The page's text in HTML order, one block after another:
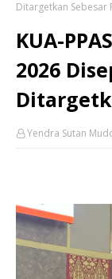
Ditargetkan Sebesar
KUA-
2026
Yendra Sutan